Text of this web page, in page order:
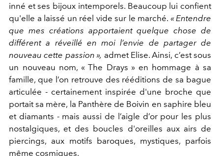
inné et ses bijoux intemporels. Beaucoup lui confient
qu'elle a laissé un réel vide sur le marché. « Entendre
que mes créations apportaient quelque chose de
différent a réveillé en moi l’envie de partager de
nouveau cette passion », admet Elise. Ainsi, c’est sous
un nouveau nom, « The Drays » en hommage à sa
famille, que l’on retrouve des rééditions de sa bague
articulée - certainement inspirée d'une broche que
portait sa mère, la Panthère de Boivin en saphire bleu
et diamants - mais aussi de l’aigle d’or pour les plus
nostalgiques, et des boucles d'oreilles aux airs de
piercings, aux motifs baroques, mystiques, parfois
même cosmiques.